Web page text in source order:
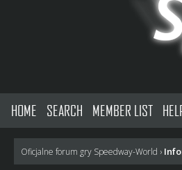
HOME SEARCH MEMBER LIST
Oficjalne forum gry Speedway-World ›